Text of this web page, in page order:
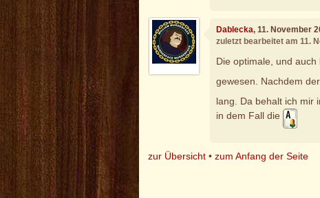
Dablecka, 11. November
zuletzt bearbeitet am 11.
Die optimale, und
gewesen. Nachdem der
lang. Da behalt ich mir
in dem Fall die
zur Übersicht •zum Anfang der Seite